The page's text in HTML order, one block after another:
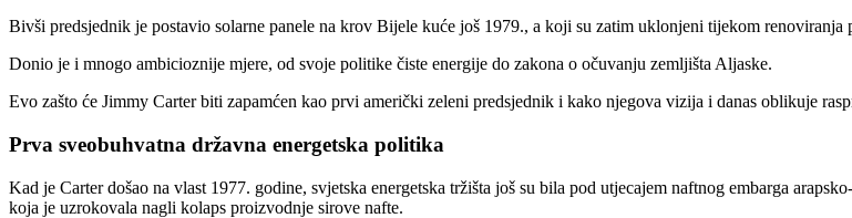
Bivši predsjednik je postavio solarne panele na krov Bijele kuće još 1979., a koji su zatim uklonjeni tijekom
Donio je i mnogo ambicioznije mjere, od svoje politike čiste energije do zakona o očuvanju zemljišta Aljaske.
Evo zašto će Jimmy Carter biti zapamćen kao prvi američki zeleni predsjednik i kako njegova vizija i danas oblikuje
Prva sveobuhvatna državna energetska politika
Kad je Carter došao na vlast 1977. godine, svjetska energetska tržišta još su bila pod utjecajem naftnog embarga
koja je uzrokovala nagli kolaps proizvodnje sirove nafte.